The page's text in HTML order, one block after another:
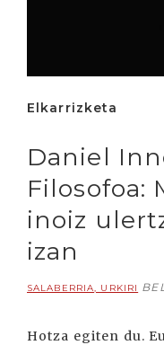
Elkarrizketa
Daniel
Filosofoa:
inoiz
izan
SALABERRIA, URKIRI
Hotza egiten du.